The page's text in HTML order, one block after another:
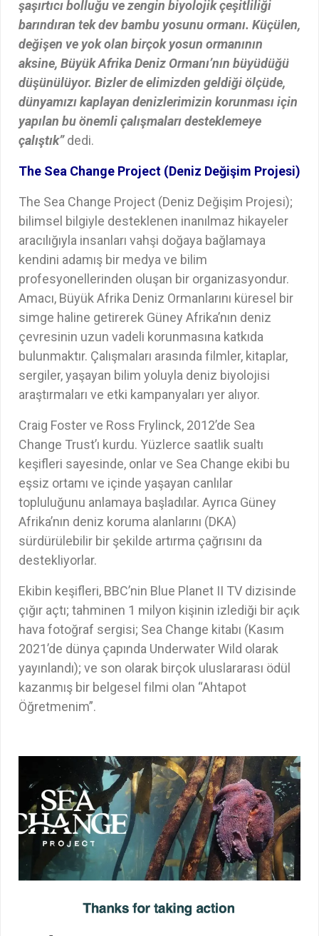
şaşırtıcı bolluğu ve zengin biyolojik çeşitliliği
barındıran tek dev bambu yosunu ormanı. Küçülen,
değişen ve yok olan birçok yosun ormanının
aksine, Büyük Afrika Deniz Ormanı’nın büyüdüğü
düşünülüyor. Bizler de elimizden geldiği ölçüde,
dünyamızı kaplayan denizlerimizin korunması için
yapılan bu önemli çalışmaları desteklemeye
çalıştık” dedi.
The Sea Change Project (Deniz Değişim Projesi)
The Sea Change Project (Deniz Değişim Projesi);
bilimsel bilgiyle desteklenen inanılmaz hikayeler
aracılığıyla insanları vahşi doğaya bağlamaya
kendini adamış bir medya ve bilim
profesyonellerinden oluşan bir organizasyondur.
Amacı, Büyük Afrika Deniz Ormanlarını küresel bir
simge haline getirerek Güney Afrika’nın deniz
çevresinin uzun vadeli korunmasına katkıda
bulunmaktır. Çalışmaları arasında filmler, kitaplar,
sergiler, yaşayan bilim yoluyla deniz biyolojisi
araştırmaları ve etki kampanyaları yer alıyor.
Craig Foster ve Ross Frylinck, 2012’de Sea
Change Trust’ı kurdu. Yüzlerce saatlik sualtı
keşifleri sayesinde, onlar ve Sea Change ekibi bu
eşsiz ortamı ve içinde yaşayan canlılar
topluluğunu anlamaya başladılar. Ayrıca Güney
Afrika’nın deniz koruma alanlarını (DKA)
sürdürülebilir bir şekilde artırma çağrısını da
destekliyorlar.
Ekibin keşifleri, BBC’nin Blue Planet II TV dizisinde
çığır açtı; tahminen 1 milyon kişinin izlediği bir açık
hava fotoğraf sergisi; Sea Change kitabı (Kasım
2021’de dünya çapında Underwater Wild olarak
yayınlandı); ve son olarak birçok uluslararası ödül
kazanmış bir belgesel filmi olan “Ahtapot
Öğretmenim”.